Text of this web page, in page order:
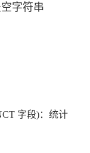
字符串
字段)：统计